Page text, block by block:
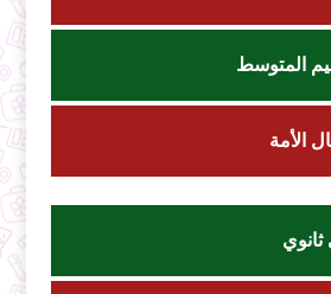
المتوسط
الأمة
ثانوي